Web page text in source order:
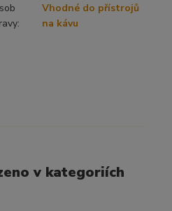
Vhodné do přístrojů
na kávu
v kategoriích